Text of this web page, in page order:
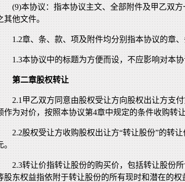
(9)本协议：指本协议主文、全部附件及甲乙双
其他文件。
1.2章、条、款、项及附件均分别指本协议的章
1.3本协议中的标题为方便而设，不应影响对本
第二章股权转让
2.1甲乙双方同意由股权受让方向股权出让方支
作为对价，按照本协议第4章中规定的条件收购转
2.2股权受让方收购股权出让方“转让股份”的转
。
2.3转让价指转让股份的购买价，包括转让股份
股东权益指依附于转让股份的所有现时和潜在的